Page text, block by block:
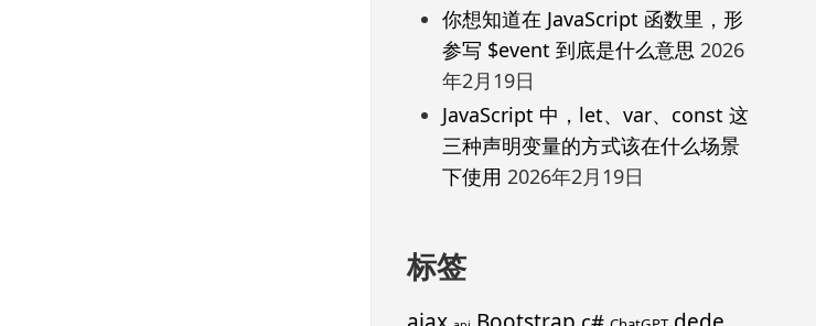
你想知道在 JavaScript 函数里，形
参写 $event 到底是什么意思 2026
年2月19日
JavaScript 中，let、var、const 这
三种声明变量的方式该在什么场景
下使用 2026年2月19日
标签